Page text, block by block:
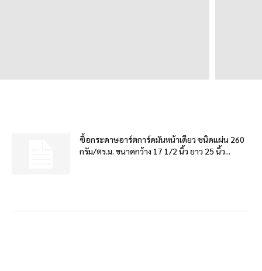
ซื้อกระดาษอาร์ตการ์ดมันหน้าเดียว ชนิดแผ่น 260
กรัม/ตร.ม. ขนาดกว้าง 17 1/2 นิ้ว ยาว 25 นิ้ว...